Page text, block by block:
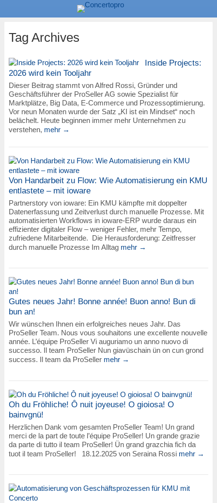
Tag Archives
Inside Projects:
2026 wird kein Tooljahr
Dieser Beitrag stammt von Alfred Rossi, Gründer und
Geschäftsführer der ProSeller AG sowie Spezialist für
Marktplätze, Big Data, E-Commerce und Prozessoptimierung.
Vor neun Monaten wurde der Satz „KI ist ein Mindset“ noch
belächelt. Heute beginnen immer mehr Unternehmen zu
verstehen, mehr →
Von Handarbeit zu Flow: Wie Automatisierung ein KMU
entlastete – mit ioware
Partnerstory von ioware: Ein KMU kämpfte mit doppelter
Datenerfassung und Zeitverlust durch manuelle Prozesse. Mit
automatisierten Workflows in ioware-ERP wurde daraus ein
effizienter digitaler Flow – weniger Fehler, mehr Tempo,
zufriedene Mitarbeitende. Die Herausforderung: Zeitfresser
durch manuelle Prozesse Im Alltag mehr →
Gutes neues Jahr! Bonne année! Buon anno! Bun di
bun an!
Wir wünschen Ihnen ein erfolgreiches neues Jahr. Das
ProSeller Team. Nous vous souhaitons une excellente nouvelle
année. L’équipe ProSeller Vi auguriamo un anno nuovo di
successo. Il team ProSeller Nun giavüschain ün on cun grond
success. Il team da ProSeller mehr →
Oh du Fröhliche! Ô nuit joyeuse! O gioiosa! O
bainvgnü!
Herzlichen Dank vom gesamten ProSeller Team! Un grand
merci de la part de toute l’équipe ProSeller! Un grande grazie
da parte di tutto il team ProSeller! Ün grand grazchia fich da
tuot il team ProSeller! 18.12.2025 von Seraina Rossi mehr →